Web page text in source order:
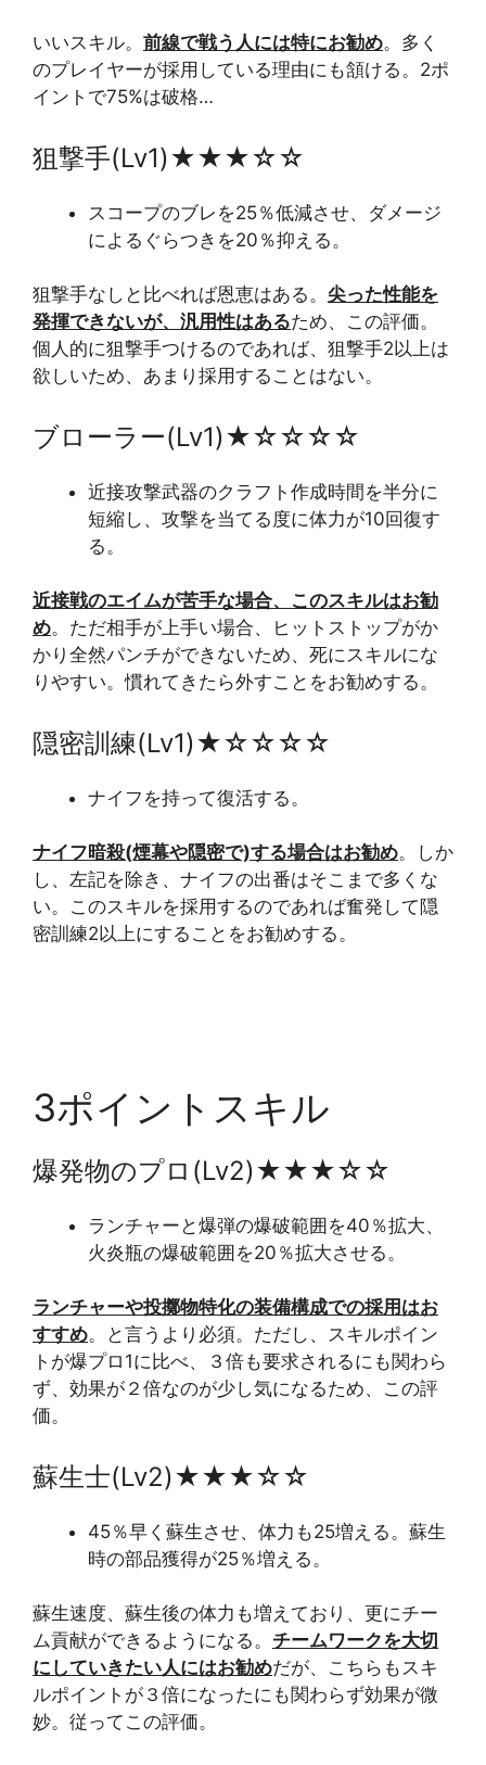
いいスキル。 前線で戦う人には特にお勧め。多く
のプレイヤーが採用している理由にも頷ける。2ポ
イントで75%は破格…
狙撃手(Lv1)★★★☆☆
スコープのブレを25％低減させ、ダメージ
によるぐらつきを20％抑える。
狙撃手なしと比べれば恩恵はある。 尖った性能を
発揮できないが、汎用性はあるため、この評価。
個人的に狙撃手つけるのであれば、狙撃手2以上は
欲しいため、あまり採用することはない。
ブローラー(Lv1)★☆☆☆☆
近接攻撃武器のクラフト作成時間を半分に
短縮し、攻撃を当てる度に体力が10回復す
る。
近接戦のエイムが苦手な場合、このスキルはお勧
め。ただ相手が上手い場合、ヒットストップがか
かり全然パンチができないため、死にスキルにな
りやすい。慣れてきたら外すことをお勧めする。
隠密訓練(Lv1)★☆☆☆☆
ナイフを持って復活する。
ナイフ暗殺(煙幕や隠密で)する場合はお勧め。しか
し、左記を除き、ナイフの出番はそこまで多くな
い。このスキルを採用するのであれば奮発して隠
密訓練2以上にすることをお勧めする。
3ポイントスキル
爆発物のプロ(Lv2)★★★☆☆
ランチャーと爆弾の爆破範囲を40％拡大、
火炎瓶の爆破範囲を20％拡大させる。
ランチャーや投擲物特化の装備構成での採用はお
すすめ。と言うより必須。ただし、スキルポイン
トが爆プロ1に比べ、３倍も要求されるにも関わら
ず、効果が２倍なのが少し気になるため、この評
価。
蘇生士(Lv2)★★★☆☆
45％早く蘇生させ、体力も25増える。蘇生
時の部品獲得が25％増える。
蘇生速度、蘇生後の体力も増えており、更にチー
ム貢献ができるようになる。 チームワークを大切
にしていきたい人にはお勧めだが、こちらもスキ
ルポイントが３倍になったにも関わらず効果が微
妙。従ってこの評価。